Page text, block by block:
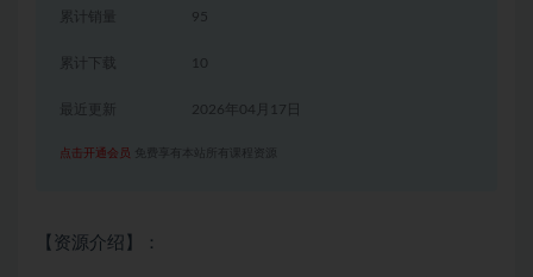
累计销量 95
累计下载 10
2026年04月17日
点击开通会员 免费享有本站所有课程资源
【资源介绍】：